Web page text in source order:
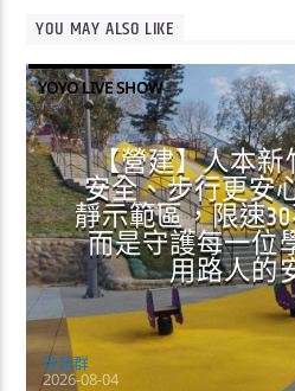
YOU MAY ALSO LIKE
YOYO LIVE SHOW
【營建】人本
安全、步行更安
靜示範區，限速
而是守護每一位
用路人的
曾超群
2026-08-04